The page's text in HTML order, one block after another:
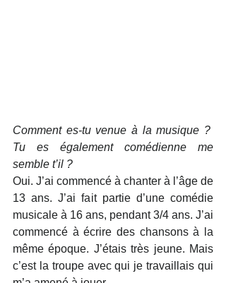
Comment es-tu venue à la musique ?
Tu es également comédienne me
semble t’il ?
Oui. J’ai commencé à chanter à l’âge de
13 ans. J’ai fait partie d’une comédie
musicale à 16 ans, pendant 3/4 ans. J’ai
commencé à écrire des chansons à la
même époque. J’étais très jeune. Mais
c’est la troupe avec qui je travaillais qui